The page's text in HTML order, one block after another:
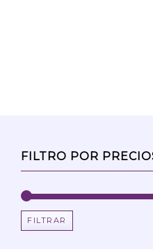
FILTRO POR
FILTRAR